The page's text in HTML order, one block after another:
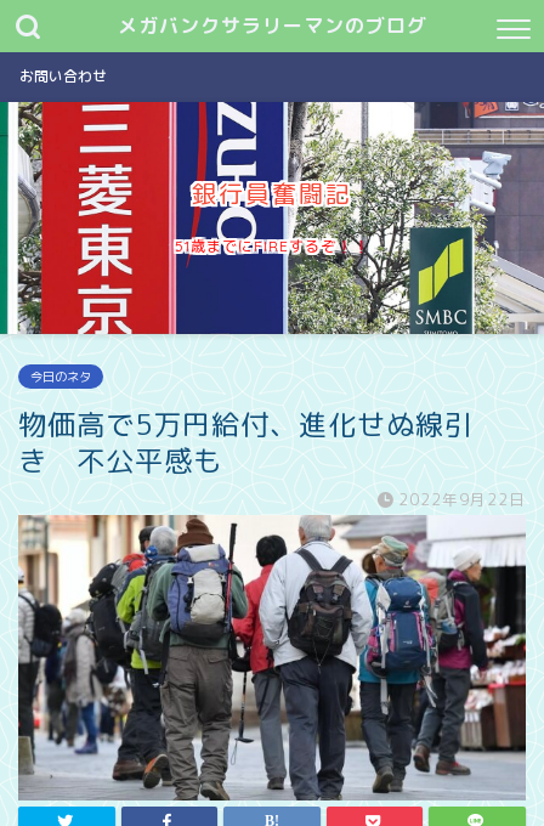
メガバンクサラリーマンのブログ
お問い合わせ
銀行員奮闘記
51歳までにFIREするぞ
今日のネタ
物価高で5万円給付、進化せぬ線引
き 不公平感も
2022年9月22日